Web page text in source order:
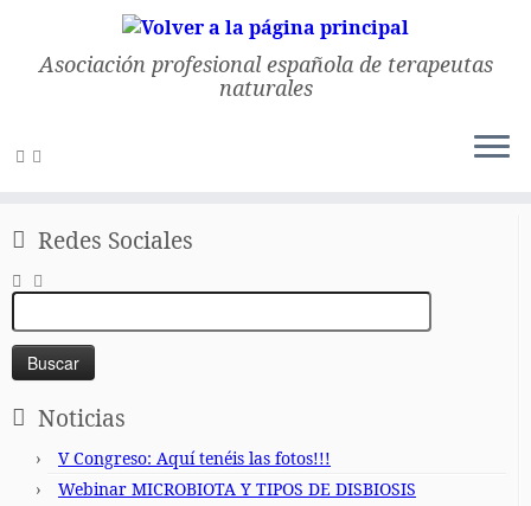
Asociación profesional española de terapeutas
naturales
Inicio
Halla, ajusta y déjalo actuar – D.O. Marcos
Redes Sociales
Buscar:
Noticias
V Congreso: Aquí tenéis las fotos!!!
Webinar MICROBIOTA Y TIPOS DE DISBIOSIS